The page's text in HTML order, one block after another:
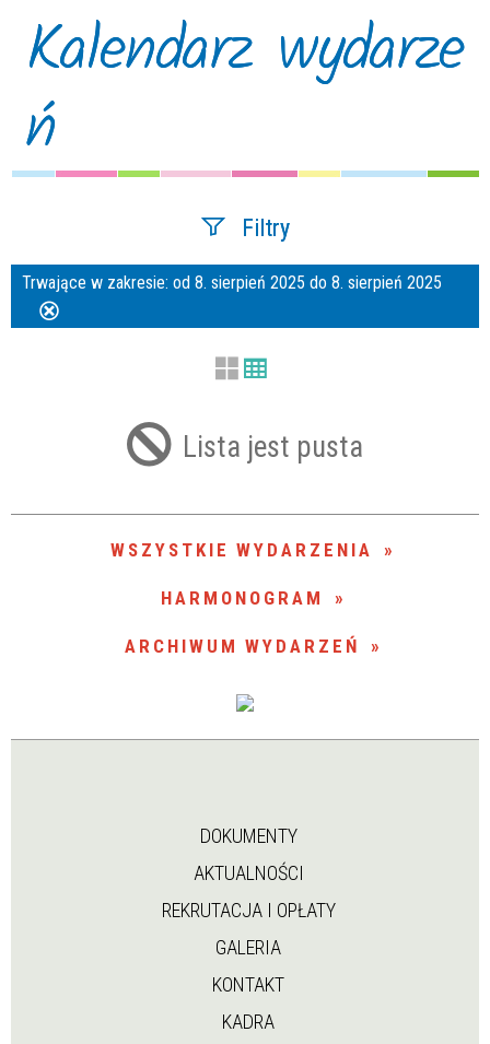
Kalendarz wydarze
ń
Filtry
Szukana fraza
Trwające w zakresie
—
Trwające w zakresie: od 8. sierpień 2025 do 8. sierpień 2025
Lista jest pusta
WSZYSTKIE WYDARZENIA
HARMONOGRAM
ARCHIWUM WYDARZEŃ
DOKUMENTY
AKTUALNOŚCI
REKRUTACJA I OPŁATY
GALERIA
KONTAKT
KADRA